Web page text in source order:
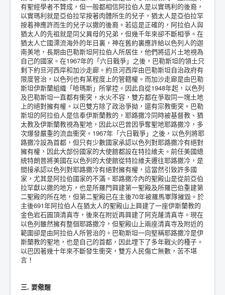
有聖經學者不贊成，但一般都相信阿拉伯人是以實瑪利的後裔，
以實瑪利就是亞伯拉罕按著肉體所生的兒子，猶太人是亞伯拉罕
按着神應許而生的兒子以撒的後裔。若這是正確的，阿拉伯人與
猶太人的先祖就是同父異母的兄弟，但幾千年來卻不斷相爭。在
猶太人亡國漂流海外的年日裏，神在舊約裏應許給以色列人的迦
南美地，長期由巴勒斯坦阿拉伯人所居住，他們將這片土地視為
自己的國家。在1967年的「六日戰爭」之後，巴勒斯坦的領土只
剩下約旦河西岸和加沙走廊。約旦河西岸由巴勒斯坦自治政府有
限度管治，以色列也有某程度上的管轄權。而加沙走廊是由巴勒
斯坦伊斯蘭組織「哈瑪斯」所掌控。因此自從1948年起，以色列
及巴勒斯坦一直都有衝突，水火不容，雙方都在爭取同一塊土地
上的絕對擁有權。以巴雙方除了政治爭拗，還有宗教衝突。巴勒
斯坦的阿拉伯人是信奉伊斯蘭教的，耶路撒冷同時被基督教、猶
太教及伊斯蘭教視為聖地，因此以巴曾因爭奪聖地耶路撒冷，多
次爆發嚴重的流血衝突。1967年「六日戰爭」之後，以色列將耶
路撒冷設為首都，但只有少數國家承認以色列對耶路撒冷有絕對
擁有權，因此大部份國家的大使館都設在特拉維夫。前任美國總
統特朗普將美國在以色列的大使館從特拉維夫遷往耶路撒冷，是
間接承認以色列對耶路撒冷有絕對擁有權，這當然引致許多國
家，尤其是阿拉伯國家的不滿。耶路撒冷內的聖殿山是從前亞伯
拉罕獻以撒的地方，也是所羅門興建第一聖殿及所羅巴伯重建第
二聖殿的所在地，但第二聖殿已在主後70年被羅馬軍隊摧毀。於
主後691年阿拉伯人在猶太人的聖殿山上興建了一座伊斯蘭教的
金色岩石圓頂清真寺，後來在附近再興建了阿克蕯清真寺。現在
以色列雖然擁有整個耶路撒冷，但聖殿山上兩座清真寺及附近的
範圍卻是由阿拉伯人所管治的。巴勒斯坦一向堅稱耶路撒冷是伊
斯蘭教的聖地，也是自己的首都，因此埋下了多年戰火的種子。
以巴因著幾十年來不斷發生衝突，雙方人民傷亡無數，苦不堪
言！
三. 要儆醒